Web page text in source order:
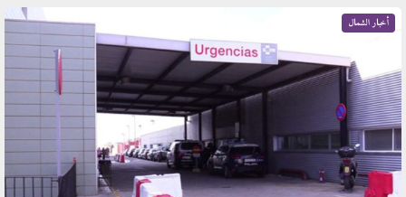
أخبار الشمال